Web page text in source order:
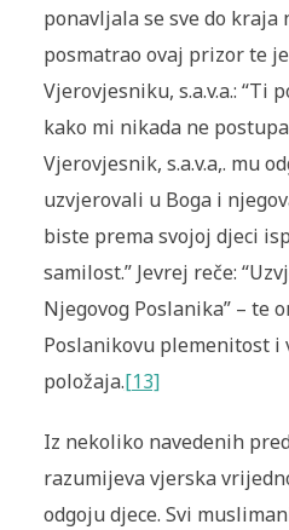
ponavljala se sve do kraja
posmatrao ovaj prizor te
Vjerovjesniku, s.a.v.a.: “Ti
kako mi nikada ne
Vjerovjesnik, s.a.v.a,. mu
uzvjerovali u Boga i
biste prema svojoj djeci
samilost.” Jevrej reče:
Njegovog Poslanika” – te
Poslanikovu plemenitost i
položaja.[13]
Iz nekoliko navedenih
razumijeva vjerska
odgoju djece. Svi